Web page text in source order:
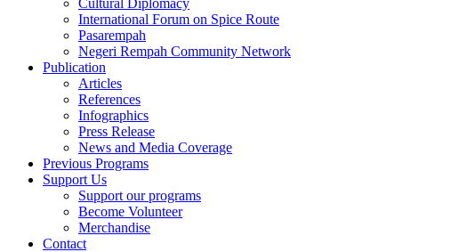
Cultural Diplomacy
International Forum on Spice Route
Pasarempah
Negeri Rempah Community Network
Publication
Articles
References
Infographics
Press Release
News and Media Coverage
Previous Programs
Support Us
Support our programs
Become Volunteer
Merchandise
Contact